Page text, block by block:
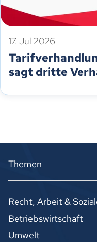
17. Jul 2026
sagt dritte
Themen
Recht, Arbeit &
Betriebswirtschaft
Umwelt